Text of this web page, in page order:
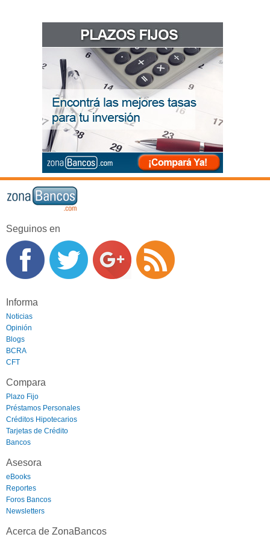
Seguinos en
Informa
Noticias
Opinión
Blogs
BCRA
CFT
Compara
Plazo Fijo
Préstamos Personales
Créditos Hipotecarios
Tarjetas de Crédito
Bancos
Asesora
eBooks
Reportes
Foros Bancos
Newsletters
Acerca de ZonaBancos